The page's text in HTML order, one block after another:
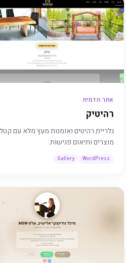
אתר תדמית
רהיטיק
גלריית רהיטים ואומנות מעץ מלא עם
מוצרים ותיאום פגישות.
WordPress
Gallery